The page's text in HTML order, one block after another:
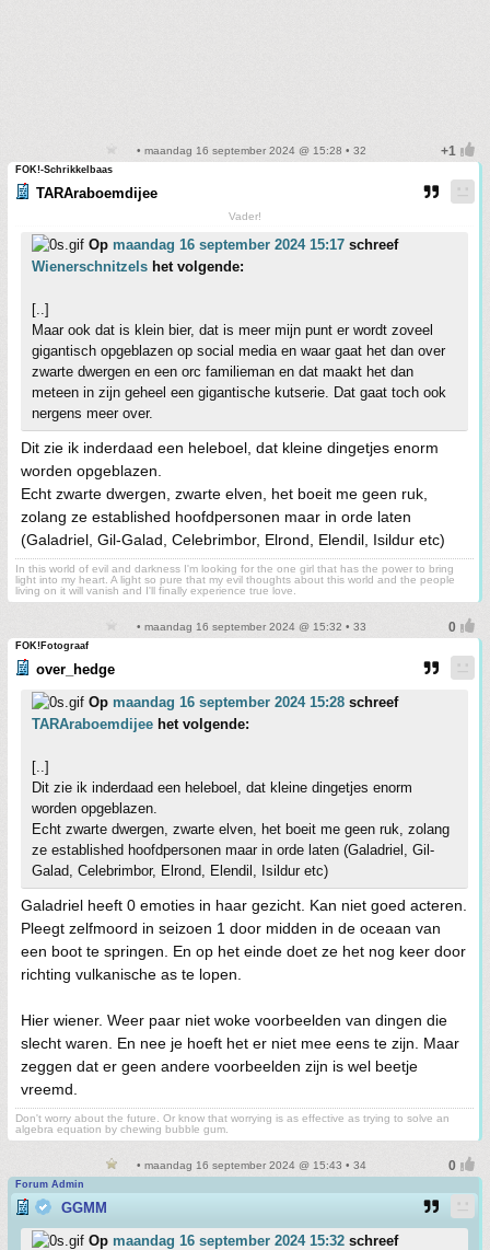
• maandag 16 september 2024 @ 15:28 • 32
FOK!-Schrikkelbaas
TARAraboemdijee
Vader!
Op maandag 16 september 2024 15:17 schreef
Wienerschnitzels het volgende:
[..]
Maar ook dat is klein bier, dat is meer mijn punt er wordt zoveel
gigantisch opgeblazen op social media en waar gaat het dan over
zwarte dwergen en een orc familieman en dat maakt het dan
meteen in zijn geheel een gigantische kutserie. Dat gaat toch ook
nergens meer over.
Dit zie ik inderdaad een heleboel, dat kleine dingetjes enorm
worden opgeblazen.
Echt zwarte dwergen, zwarte elven, het boeit me geen ruk,
zolang ze established hoofdpersonen maar in orde laten
(Galadriel, Gil-Galad, Celebrimbor, Elrond, Elendil, Isildur etc)
In this world of evil and darkness I'm looking for the one girl that has the power to bring
light into my heart. A light so pure that my evil thoughts about this world and the people
living on it will vanish and I'll finally experience true love.
• maandag 16 september 2024 @ 15:32 • 33
FOK!Fotograaf
over_hedge
Op maandag 16 september 2024 15:28 schreef
TARAraboemdijee het volgende:
[..]
Dit zie ik inderdaad een heleboel, dat kleine dingetjes enorm
worden opgeblazen.
Echt zwarte dwergen, zwarte elven, het boeit me geen ruk, zolang
ze established hoofdpersonen maar in orde laten (Galadriel, Gil-
Galad, Celebrimbor, Elrond, Elendil, Isildur etc)
Galadriel heeft 0 emoties in haar gezicht. Kan niet goed acteren.
Pleegt zelfmoord in seizoen 1 door midden in de oceaan van
een boot te springen. En op het einde doet ze het nog keer door
richting vulkanische as te lopen.
Hier wiener. Weer paar niet woke voorbeelden van dingen die
slecht waren. En nee je hoeft het er niet mee eens te zijn. Maar
zeggen dat er geen andere voorbeelden zijn is wel beetje
vreemd.
Don't worry about the future. Or know that worrying is as effective as trying to solve an
algebra equation by chewing bubble gum.
• maandag 16 september 2024 @ 15:43 • 34
Forum Admin
GGMM
Op maandag 16 september 2024 15:32 schreef